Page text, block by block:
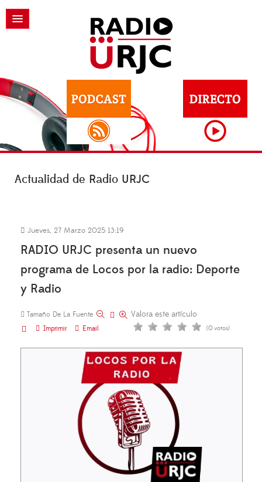
Actualidad de Radio URJC
Jueves, 27 Marzo 2025 13:19
RADIO URJC presenta un nuevo
programa de Locos por la radio: Deporte
y Radio
Tamaño De La Fuente
Imprimir
Email
Valora este artículo
(0 votos)